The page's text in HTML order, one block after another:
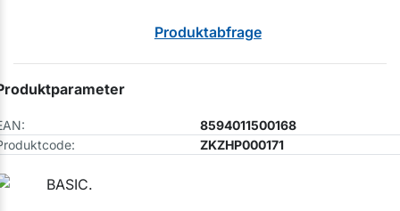
Produktabfrage
8594011500168
ZKZHP000171